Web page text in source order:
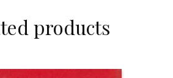
products